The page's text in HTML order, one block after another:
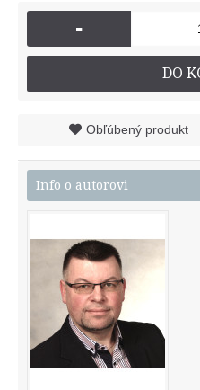
-
DO
Obľúbený produkt
Info o autorovi